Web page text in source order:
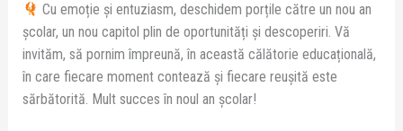
Cu emoție și entuziasm, deschidem porțile către un nou an
școlar, un nou capitol plin de oportunități și descoperiri. Vă
invităm, să pornim împreună, în această călătorie educațională,
în care fiecare moment contează și fiecare reușită este
sărbătorită. Mult succes în noul an școlar!
descoperiri.